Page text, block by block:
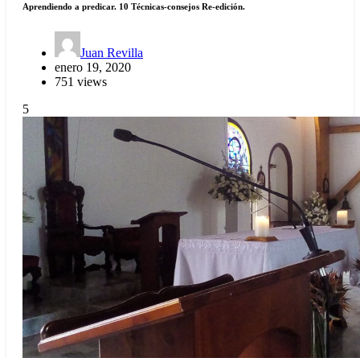
Aprendiendo a predicar. 10 Técnicas-consejos Re-edición.
Juan Revilla
enero 19, 2020
751 views
5